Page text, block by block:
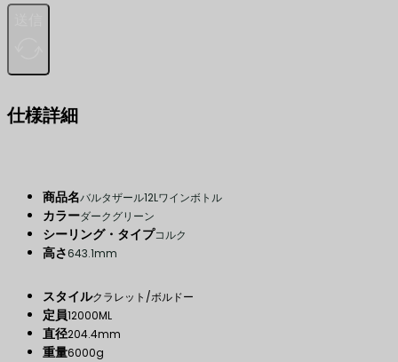
仕様詳細
商品名バルタザール12Lワインボトル
カラーダークグリーン
シーリング・タイプコルク
高さ643.1mm
スタイルクラレット/ボルドー
定員12000ML
直径204.4mm
重量6000g